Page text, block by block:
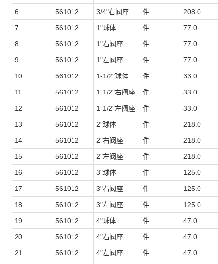
6 561012 3/4"右阀座 件 208.0
7 561012 1"球体 件 77.0
8 561012 1"右阀座 件 77.0
9 561012 1"左阀座 件 77.0
10 561012 1-1/2"球体 件 33.0
11 561012 1-1/2"右阀座 件 33.0
12 561012 1-1/2"左阀座 件 33.0
13 561012 2"球体 件 218.0
14 561012 2"右阀座 件 218.0
15 561012 2"左阀座 件 218.0
16 561012 3"球体 件 125.0
17 561012 3"右阀座 件 125.0
18 561012 3"左阀座 件 125.0
19 561012 4"球体 件 47.0
20 561012 4"右阀座 件 47.0
21 561012 4"左阀座 件 47.0